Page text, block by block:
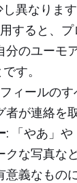
し異なりま
すると、
分のユーモ
す。
ィールの
が連絡を
: 「やあ」
な写真な
義なもの